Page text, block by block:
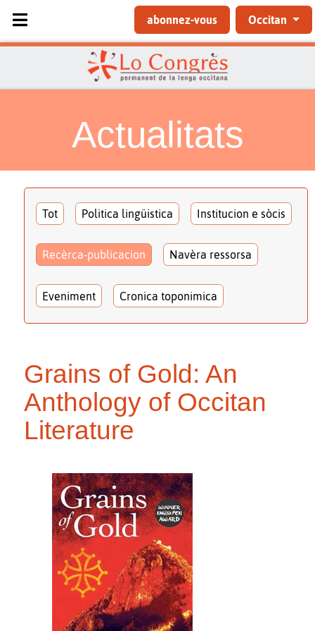
Sélectionnez votre langue
abonnez-vous Occitan
Actualitats
Tot Politica lingüistica Institucion e sòcis
Recèrca-publicacion Navèra ressorsa
Eveniment Cronica toponimica
Grains of Gold: An
Anthology of Occitan
Literature